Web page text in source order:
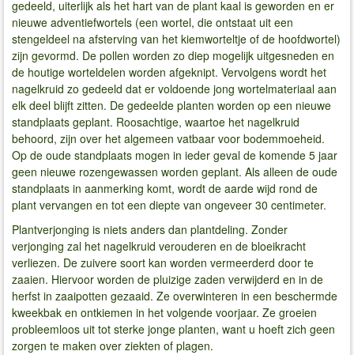
gedeeld, uiterlijk als het hart van de plant kaal is geworden en er
nieuwe adventiefwortels (een wortel, die ontstaat uit een
stengeldeel na afsterving van het kiemworteltje of de hoofdwortel)
zijn gevormd. De pollen worden zo diep mogelijk uitgesneden en
de houtige worteldelen worden afgeknipt. Vervolgens wordt het
nagelkruid zo gedeeld dat er voldoende jong wortelmateriaal aan
elk deel blijft zitten. De gedeelde planten worden op een nieuwe
standplaats geplant. Roosachtige, waartoe het nagelkruid
behoord, zijn over het algemeen vatbaar voor bodemmoeheid.
Op de oude standplaats mogen in ieder geval de komende 5 jaar
geen nieuwe rozengewassen worden geplant. Als alleen de oude
standplaats in aanmerking komt, wordt de aarde wijd rond de
plant vervangen en tot een diepte van ongeveer 30 centimeter.
Plantverjonging is niets anders dan plantdeling. Zonder
verjonging zal het nagelkruid verouderen en de bloeikracht
verliezen. De zuivere soort kan worden vermeerderd door te
zaaien. Hiervoor worden de pluizige zaden verwijderd en in de
herfst in zaaipotten gezaaid. Ze overwinteren in een beschermde
kweekbak en ontkiemen in het volgende voorjaar. Ze groeien
probleemloos uit tot sterke jonge planten, want u hoeft zich geen
zorgen te maken over ziekten of plagen.